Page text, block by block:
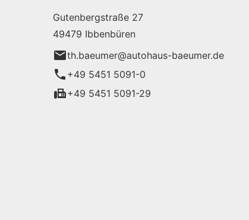
Gutenbergstraße 27
49479 Ibbenbüren
th.baeumer@autohaus-baeumer.de
+49 5451 5091-0
+49 5451 5091-29